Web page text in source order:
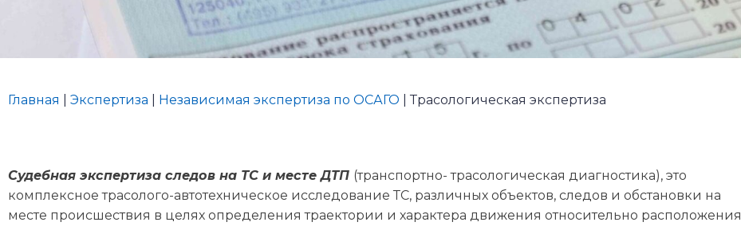
Главная Экспертиза Независимая экспертиза по ОСАГО |Трасологическая экспертиза
Судебная экспертиза следов на ТС и месте ДТП (транспортно- трасологическая диагностика), это
комплексное трасолого-автотехническое исследование ТС, различных объектов, следов и обстановки на
месте происшествия в целях определения траектории и характера движения относительно расположения